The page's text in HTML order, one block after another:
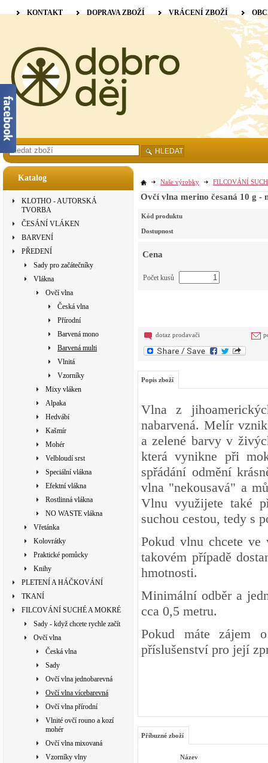
Katalog
KLOTHO - AUTORSKÁ
TVORBA
ČESÁNÍ VLÁKEN
BARVENÍ
PŘEDENÍ
Sady pro začátečníky
Vlákna
Ovčí vlna
Česká vlna
Přírodní
Barvená mono
Barvená multi
Vlnitá
Vzorníky
Mixy vláken
Alpaka
Hedvábí
Kašmír
Mohér
Velbloudí srst
Speciální vlákna
Efektní vlákna
Rostlinná vlákna
NO WASTE vlákna
Vřetánka
Kolovrátky
Praktické pomůcky
Knihy
PLETENÍ A HÁČKOVÁNÍ
TKANÍ
FILCOVÁNÍ SUCHÉ A MOKRÉ
Sady - když chcete rychle začít
Ovčí vlna
Česká vlna
Sady
Ovčí vlna jednobarevná
Ovčí vlna vícebarevná
Ovčí vlna přírodní
Vlnité ovčí rouno a kozí
mohér
Ovčí vlna mixovaná
Vzorníky vlny
Naše výrobky FILCOVÁNÍ
Ovčí vlna merino česaná 10 g -
Kód produktu
Dostupnost
Cena
Počet kusů
dotaz prodavači
Popis zboží
Vlna z
nabarvená. Melír
a zelené barvy v
která vynikne při
spřádání odmění
vlna "nekousavá" a
Vlnu využijete také
suchou cestou, tedy s
Pokud vlnu chcete
takovém případě
hmotnosti.
Minimální odběr a
cca 0,5 metru.
Pokud máte zájem
příslušenství pro její
Příbuzné zboží
Název
KONTAKT DOPRAVA ZBOŽÍ VRÁCENÍ ZBOŽÍ
HLEDAT